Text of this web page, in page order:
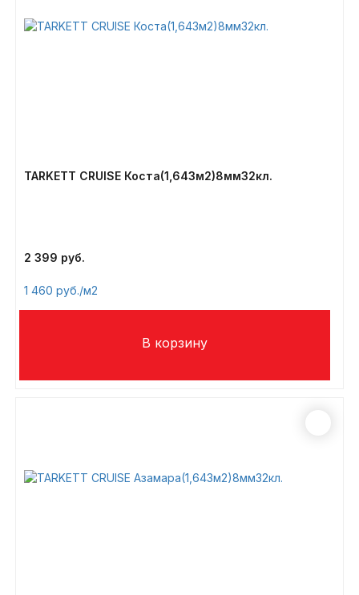
TARKETT CRUISE Коста(1,643м2)8мм32кл.
2 399
1 460 /м2